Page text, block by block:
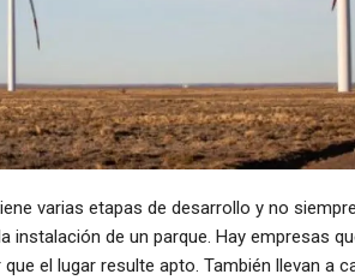
varias etapas de desarrollo y no
instalación de un parque. Hay empresas
el lugar resulte apto. También llevan a